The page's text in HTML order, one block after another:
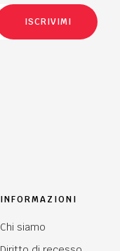
ISCRIVIMI
INFORMAZIONI
Chi siamo